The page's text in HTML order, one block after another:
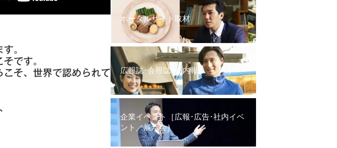
。
です。
そ、世界で認められて
ポータルサイト取材
広報誌･会報誌･社内報
企業イベント［広報･広告･社内イベ
ント／展示会］